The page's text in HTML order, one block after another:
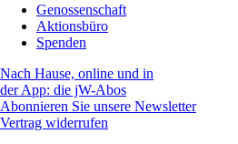
Genossenschaft
Aktionsbüro
Spenden
Nach Hause, online und in
der App: die jW-Abos
Abonnieren Sie unsere Newsletter
Vertrag widerrufen